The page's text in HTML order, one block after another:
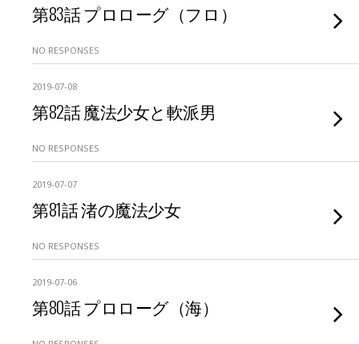
第83話 プロローグ（フロ）
NO RESPONSES
2019-07-08
第82話 魔法少女と軟派男
NO RESPONSES
2019-07-07
第81話 渚の魔法少女
NO RESPONSES
2019-07-06
第80話 プロローグ（海）